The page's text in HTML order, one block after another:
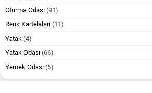
Oturma Odası (91)
Renk Kartelaları (11)
Yatak (4)
Yatak Odası (66)
Yemek Odası (5)